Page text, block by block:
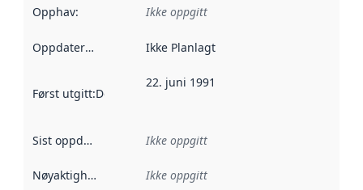
Opphav: Ikke oppgitt
Oppdateringsfrekvens :
Ikke Planlagt
Først utgitt:Denne datoen sier når dataene i dette
22. juni 1991
Sist oppdatert Ikke oppgitt
Nøyaktighet Ikke oppgitt